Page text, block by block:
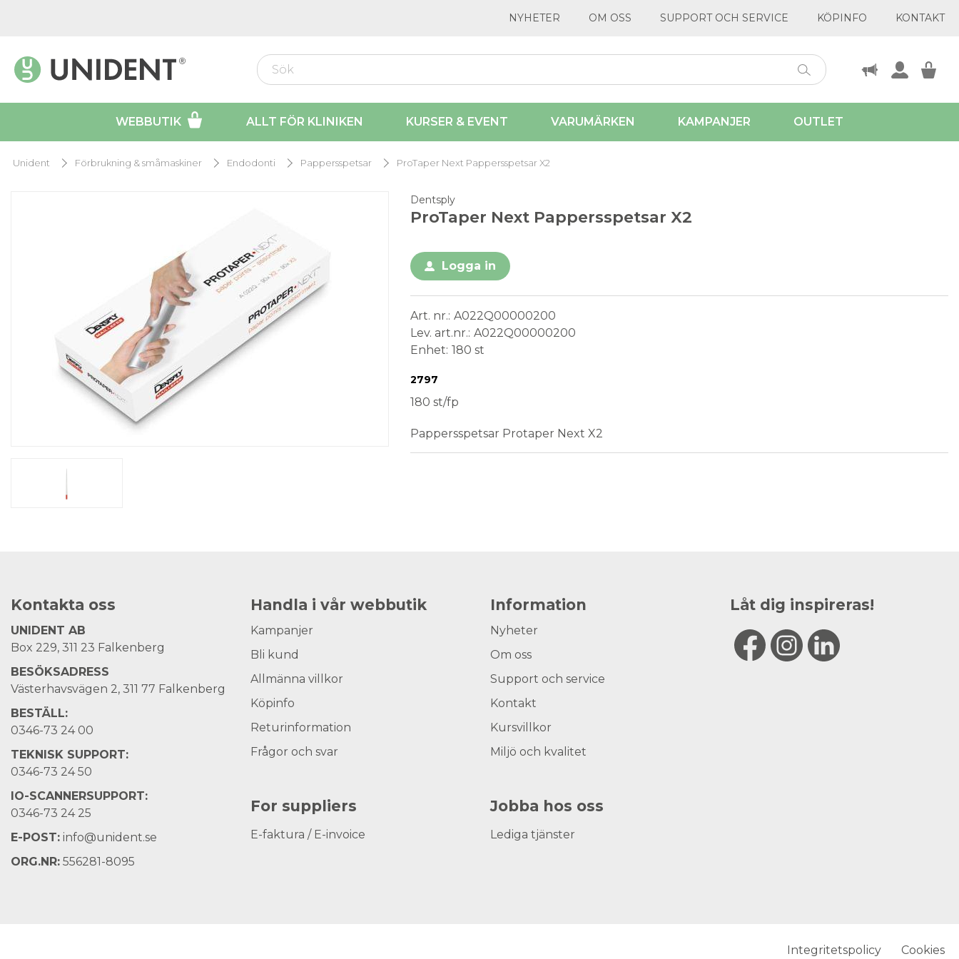
NYHETER OM OSS SUPPORT OCH SERVICE KÖPINFO KONTAKT
WEBBUTIK ALLT FÖR KLINIKEN KURSER & EVENT VARUMÄRKEN KAMPANJER OUTLET
Unident Förbrukning & småmaskiner Endodonti Pappersspetsar ProTaper Next Pappersspetsar X2
Dentsply
ProTaper Next Pappersspetsar X2
Logga in
Art. nr. A022Q00000200
Lev. art.nr. A022Q00000200
Enhet 180 st
Medical Device
2797
180 st/fp
Pappersspetsar Protaper Next X2
Kontakta oss
UNIDENT AB
Box 229, 311 23 Falkenberg
BESÖKSADRESS
Västerhavsvägen 2, 311 77 Falkenberg
BESTÄLL:
0346-73 24 00
TEKNISK SUPPORT:
0346-73 24 50
IO-SCANNERSUPPORT:
0346-73 24 25
E-POST: info@unident.se
ORG.NR: 556281-8095
Handla i vår webbutik
Kampanjer
Bli kund
Allmänna villkor
Köpinfo
Returinformation
Frågor och svar
For suppliers
E-faktura / E-invoice
Information
Nyheter
Om oss
Support och service
Kontakt
Kursvillkor
Miljö och kvalitet
Jobba hos oss
Lediga tjänster
Låt dig inspireras!
Integritetspolicy Cookies